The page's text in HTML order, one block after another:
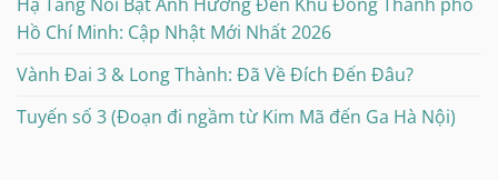
Hồ Chí Minh: Cập Nhật Mới Nhất 2026
Vành Đai 3 & Long Thành: Đã Về Đích Đến Đâu?
Tuyến số 3 (Đoạn đi ngầm từ Kim Mã đến Ga Hà Nội)